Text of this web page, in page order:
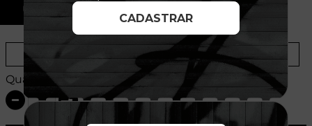
U
Tabela de Medidas
Quantidade: